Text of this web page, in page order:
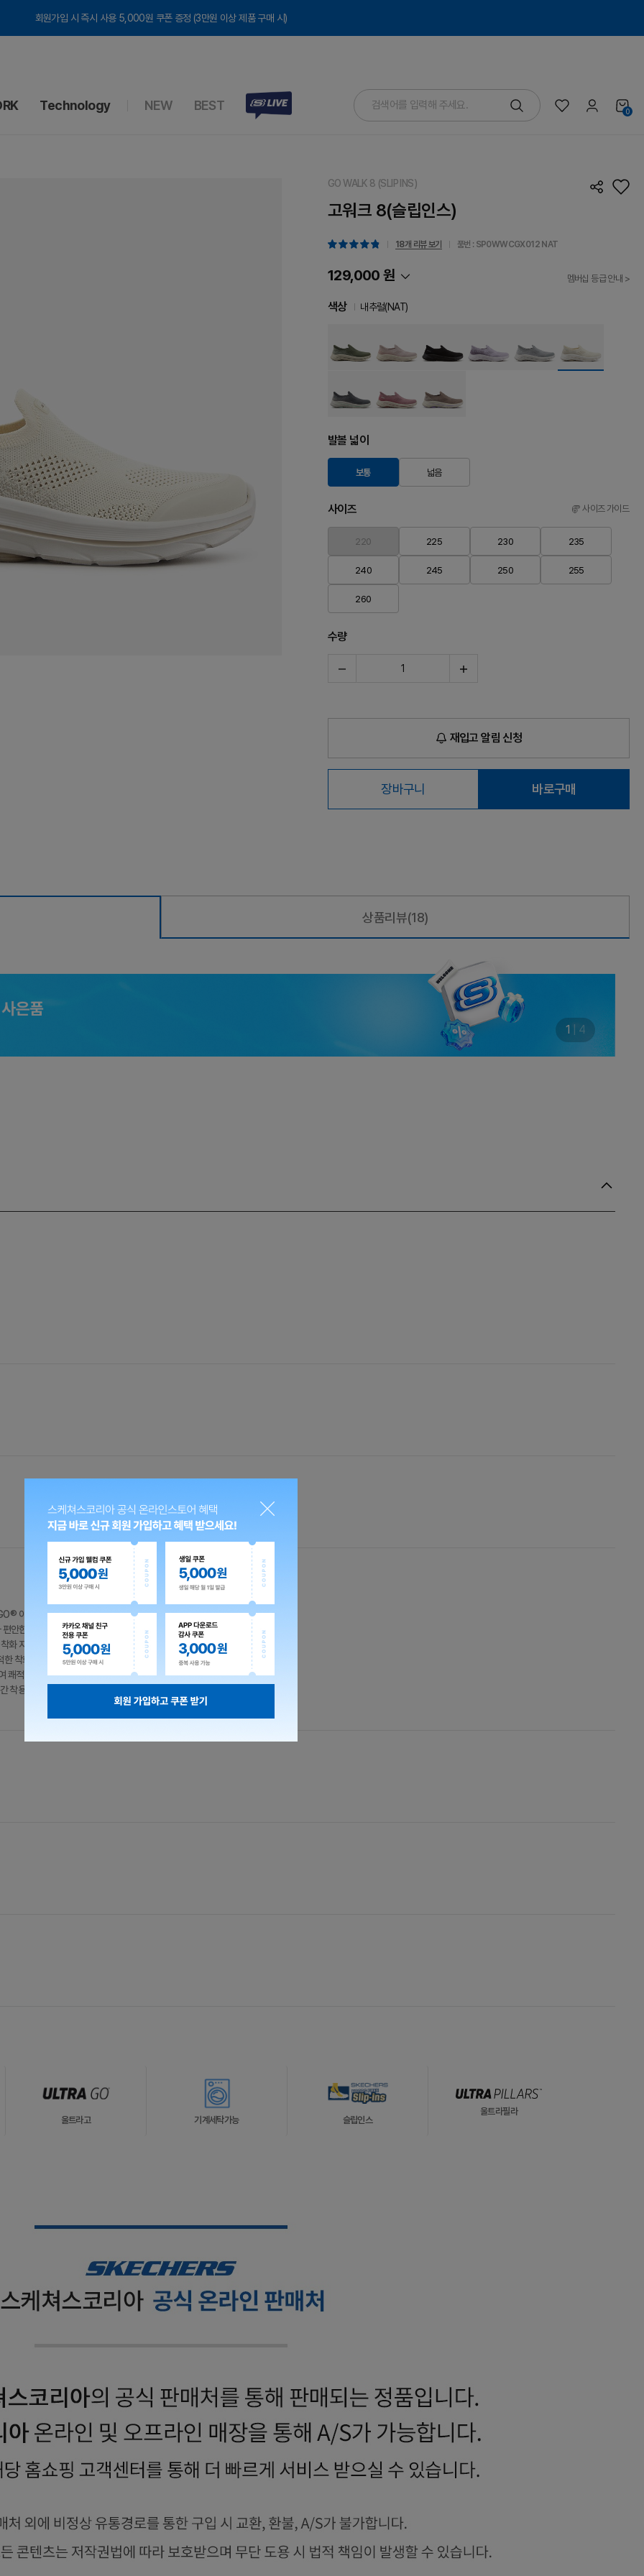
회원가입 시 즉시 사용 5,000원 쿠폰 증정 (3만원 이상 제품 구매 시)
Technology NEW BEST 0
GO WALK 8 (SLIP INS)
고워크 8(슬립인스)
18개 리뷰 보기 품번 : SP0WWCGX012 NAT
129,000 원 멤버십 등급 안내 >
색상 내추럴(NAT)
발볼 넓이
보통 넓음
사이즈 사이즈 가이드
220 225 230 235
240 245 250 255
260
수량
재입고 알림 신청
장바구니 바로구매
상품리뷰(18)
1 4
이중 경도 구조를 통해 뛰어난 쿠션감과 안정적인 지지력 제공
안한 착화감 제공
지원 / 발목 쿠셔닝과 안정적인 착화를 돕는 Heel Pillow™ 적용
착화감 제공
쾌적한 착용감 유지
용 시에도 지속적인 쿠셔닝과 통기성 향상
울트라고 기계세탁가능 슬립인스
울트라필라